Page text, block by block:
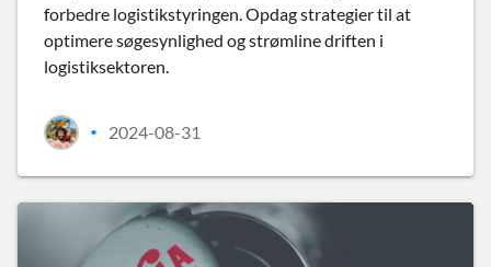
forbedre logistikstyringen. Opdag strategier til at
optimere søgesynlighed og strømline driften i
logistiksektoren.
• 2024-08-31